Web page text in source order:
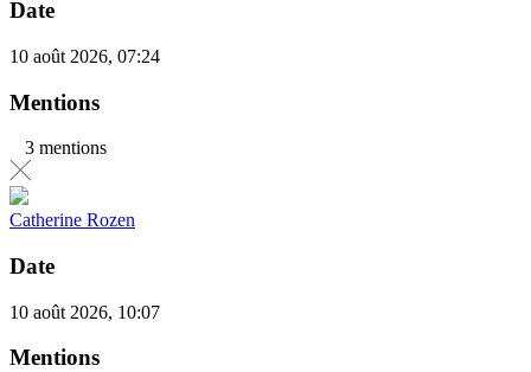
Date
10 août 2026, 07:24
Mentions
3 mentions
Catherine Rozen
Date
10 août 2026, 10:07
Mentions